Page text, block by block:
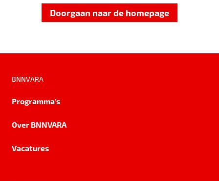
Doorgaan naar de homepage
BNNVARA
Programma's
Over BNNVARA
Vacatures